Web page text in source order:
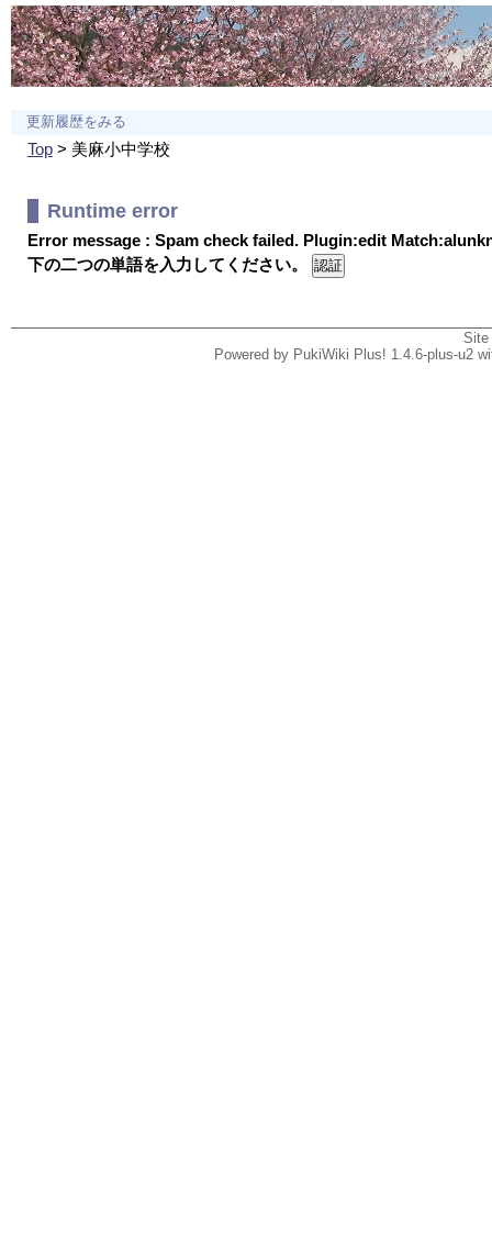
更新履歴をみる
Top> 美麻小中学校
Runtime error
Error message : Spam check failed. Plugin:edit
下の二つの単語を入力してください。
Powered by PukiWiki Plus! 1.4.6-plus-u2